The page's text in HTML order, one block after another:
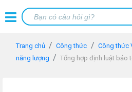
Trang chủ Công thức Công thức
năng lượng
Tổng hợp định luật bảo